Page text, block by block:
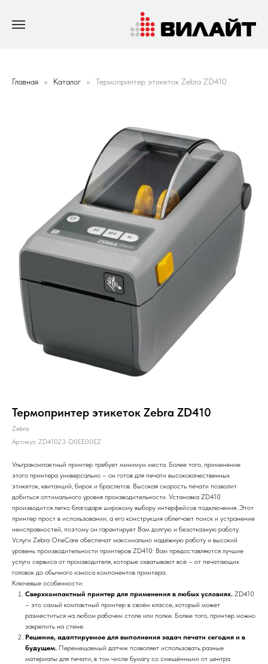
Главная Каталог Термопринтер этикеток Zebra ZD410
Термопринтер этикеток Zebra ZD410
Zebra
Артикул: ZD41023-D0EE00EZ
Ультракомпактный принтер требует минимум места. Более того, применение
этого принтера универсально – он готов для печати высококачественных
этикеток, квитанций, бирок и браслетов. Высокая скорость печати позволит
добиться оптимального уровня производительности. Установка ZD410
производится легко благодаря широкому выбору интерфейсов подключения. Этот
принтер прост в использовании, а его конструкция облегчает поиск и устранение
неисправностей, поэтому он гарантирует Вам долгую и безотказную работу.
Услуги Zebra OneCare обеспечат максимально надёжную работу и высокий
уровень производительности принтеров ZD410: Вам предоставляются лучшие
услуги сервиса от производителя, которые охватывают всё – от печатающих
головок до обычного износа компонентов принтера.
Ключевые особенности:
Сверхкомпактный принтер для применения в любых условиях. ZD410
– это самый компактный принтер в своём классе, который может
разместиться на любом рабочем столе или полке. Более того, принтер можно
закрепить на стене.
Решение, адаптируемое для выполнения задач печати сегодня и в
будущем. Перемещаемый датчик позволяет использовать разные
материалы для печати, в том числе бумагу со смещёнными от центра